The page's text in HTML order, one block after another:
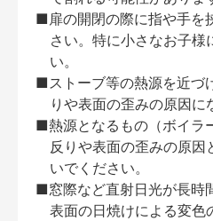
■扉の開閉の際に指や手を
さい。特に小さなお子様
い。
■ストーブ等の熱源を近づ
りや表面の歪みの原因に
■熱源となるもの（ボイラ
反りや表面の歪みの原因
いでください。
■窓際など直射日光が長時
表面の日焼けによる変色